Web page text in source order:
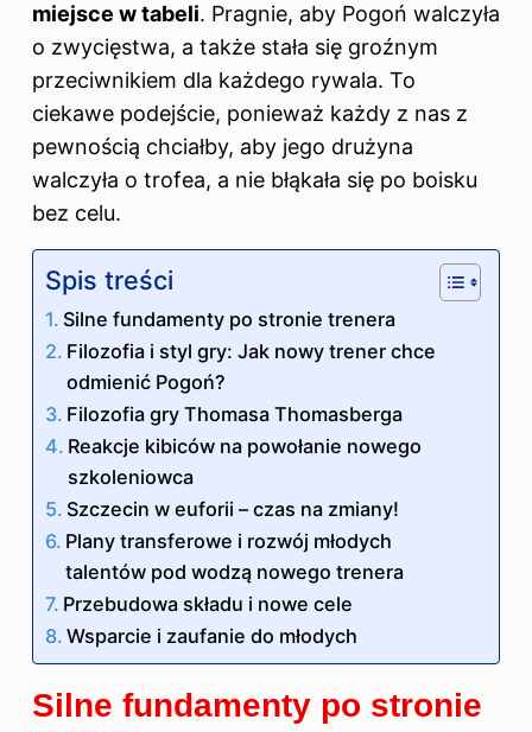
miejsce w tabeli. Pragnie, aby Pogoń walczyła
o zwycięstwa, a także stała się groźnym
przeciwnikiem dla każdego rywala. To
ciekawe podejście, ponieważ każdy z nas z
pewnością chciałby, aby jego drużyna
walczyła o trofea, a nie błąkała się po boisku
bez celu.
Spis treści
Silne fundamenty po stronie trenera
Filozofia i styl gry: Jak nowy trener chce
odmienić Pogoń?
Filozofia gry Thomasa Thomasberga
Reakcje kibiców na powołanie nowego
szkoleniowca
Szczecin w euforii – czas na zmiany!
Plany transferowe i rozwój młodych
talentów pod wodzą nowego trenera
Przebudowa składu i nowe cele
Wsparcie i zaufanie do młodych
Silne fundamenty po stronie